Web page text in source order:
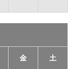
金 土